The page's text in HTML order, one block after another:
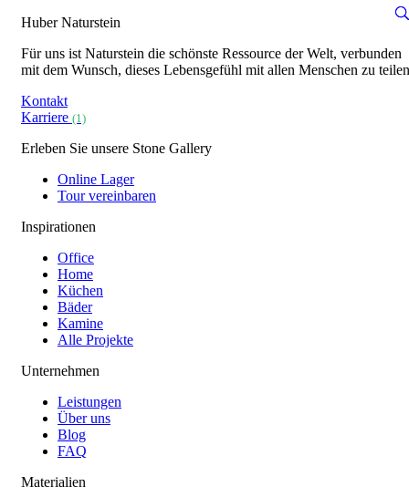
Huber Naturstein
Für uns ist Naturstein die schönste Ressource der Welt, verbunden
mit dem Wunsch, dieses Lebensgefühl mit allen Menschen zu
Kontakt
Karriere (1)
Erleben Sie unsere Stone Gallery
Online Lager
Tour vereinbaren
Inspirationen
Office
Home
Küchen
Bäder
Kamine
Alle Projekte
Unternehmen
Leistungen
Über uns
Blog
FAQ
Materialien